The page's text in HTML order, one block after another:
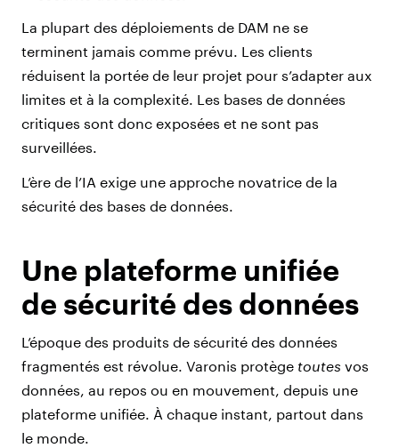
La plupart des déploiements de DAM ne se
terminent jamais comme prévu. Les clients
réduisent la portée de leur projet pour s’adapter aux
limites et à la complexité. Les bases de données
critiques sont donc exposées et ne sont pas
surveillées.
L’ère de l’IA exige une approche novatrice de la
sécurité des bases de données.
Une plateforme unifiée
de sécurité des données
L’époque des produits de sécurité des données
fragmentés est révolue. Varonis protège toutes vos
données, au repos ou en mouvement, depuis une
plateforme unifiée. À chaque instant, partout dans
le monde.